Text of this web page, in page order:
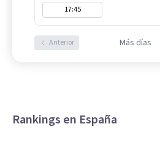
17:45
Anterior Más días
Rankings en España